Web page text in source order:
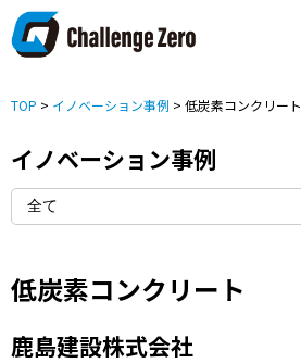
TOP > イノベーション事例 > 低炭素コンクリート
イノベーション事例
低炭素コンクリート
鹿島建設株式会社